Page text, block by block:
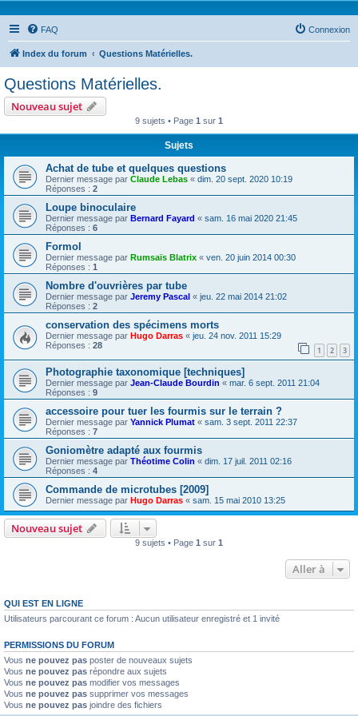
FAQ Connexion
Index du forum Questions Matérielles.
Questions Matérielles.
Nouveau sujet
9 sujets • Page 1 sur 1
Sujets
Achat de tube et quelques questions
Dernier message par Claude Lebas « dim. 20 sept. 2020 10:19
Réponses : 2
Loupe binoculaire
Dernier message par Bernard Fayard « sam. 16 mai 2020 21:45
Réponses : 6
Formol
Dernier message par Rumsaïs Blatrix « ven. 20 juin 2014 00:30
Réponses : 1
Nombre d'ouvrières par tube
Dernier message par Jeremy Pascal « jeu. 22 mai 2014 21:02
Réponses : 2
conservation des spécimens morts
Dernier message par Hugo Darras « jeu. 24 nov. 2011 15:29
Réponses : 28 1 2 3
Photographie taxonomique [techniques]
Dernier message par Jean-Claude Bourdin « mar. 6 sept. 2011 21:04
Réponses : 9
accessoire pour tuer les fourmis sur le terrain ?
Dernier message par Yannick Plumat « sam. 3 sept. 2011 22:37
Réponses : 7
Goniomètre adapté aux fourmis
Dernier message par Théotime Colin « dim. 17 juil. 2011 02:16
Réponses : 4
Commande de microtubes [2009]
Dernier message par Hugo Darras « sam. 15 mai 2010 13:25
Nouveau sujet
9 sujets • Page 1 sur 1
Aller à
QUI EST EN LIGNE
Utilisateurs parcourant ce forum : Aucun utilisateur enregistré et 1 invité
PERMISSIONS DU FORUM
Vous ne pouvez pas poster de nouveaux sujets
Vous ne pouvez pas répondre aux sujets
Vous ne pouvez pas modifier vos messages
Vous ne pouvez pas supprimer vos messages
Vous ne pouvez pas joindre des fichiers